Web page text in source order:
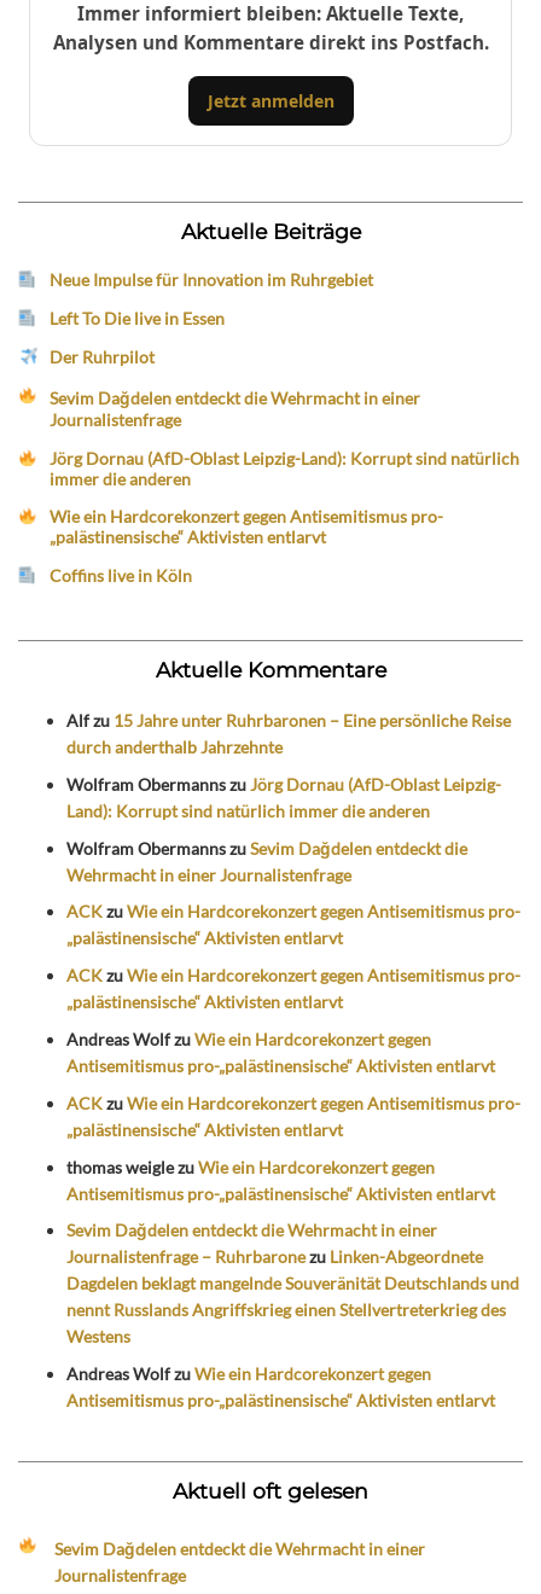
Immer informiert bleiben: Aktuelle Texte,
Analysen und Kommentare direkt ins Postfach.
Jetzt anmelden
Aktuelle Beiträge
Neue Impulse für Innovation im Ruhrgebiet
Left To Die live in Essen
Der Ruhrpilot
Sevim Dağdelen entdeckt die Wehrmacht in einer
Journalistenfrage
Jörg Dornau (AfD-Oblast Leipzig-Land): Korrupt sind natürlich
immer die anderen
Wie ein Hardcorekonzert gegen Antisemitismus pro-
„palästinensische“ Aktivisten entlarvt
Coffins live in Köln
Aktuelle Kommentare
Alfzu 15 Jahre unter Ruhrbaronen – Eine persönliche Reise
durch anderthalb Jahrzehnte
Wolfram ObermannszuJörg Dornau (AfD-Oblast Leipzig-
Land): Korrupt sind natürlich immer die anderen
Wolfram ObermannszuSevim Dağdelen entdeckt die
Wehrmacht in einer Journalistenfrage
ACKzuWie ein Hardcorekonzert gegen Antisemitismus pro-
„palästinensische“ Aktivisten entlarvt
ACKzuWie ein Hardcorekonzert gegen Antisemitismus pro-
„palästinensische“ Aktivisten entlarvt
Andreas WolfzuWie ein Hardcorekonzert gegen
Antisemitismus pro-„palästinensische“ Aktivisten entlarvt
ACKzuWie ein Hardcorekonzert gegen Antisemitismus pro-
„palästinensische“ Aktivisten entlarvt
thomas weiglezuWie ein Hardcorekonzert gegen
Antisemitismus pro-„palästinensische“ Aktivisten entlarvt
Sevim Dağdelen entdeckt die Wehrmacht in einer
Journalistenfrage – Ruhrbaronezu Linken-Abgeordnete
Dagdelen beklagt mangelnde Souveränität Deutschlands und
nennt Russlands Angriffskrieg einen Stellvertreterkrieg des
Westens
Andreas WolfzuWie ein Hardcorekonzert gegen
Antisemitismus pro-„palästinensische“ Aktivisten entlarvt
Aktuell oft gelesen
Sevim Dağdelen entdeckt die Wehrmacht in einer
Journalistenfrage